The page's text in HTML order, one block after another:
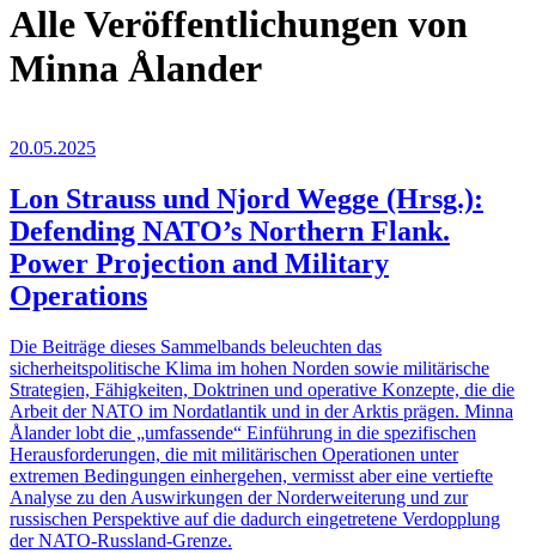
Alle Veröffentlichungen von
Minna Ålander
20.05.2025
Lon Strauss und Njord Wegge (Hrsg.):
Defending NATO’s Northern Flank.
Power Projection and Military
Operations
Die Beiträge dieses Sammelbands beleuchten das
sicherheitspolitische Klima im hohen Norden sowie militärische
Strategien, Fähigkeiten, Doktrinen und operative Konzepte, die die
Arbeit der NATO im Nordatlantik und in der Arktis prägen. Minna
Ålander lobt die „umfassende“ Einführung in die spezifischen
Herausforderungen, die mit militärischen Operationen unter
extremen Bedingungen einhergehen, vermisst aber eine vertiefte
Analyse zu den Auswirkungen der Norderweiterung und zur
russischen Perspektive auf die dadurch eingetretene Verdopplung
der NATO-Russland-Grenze.